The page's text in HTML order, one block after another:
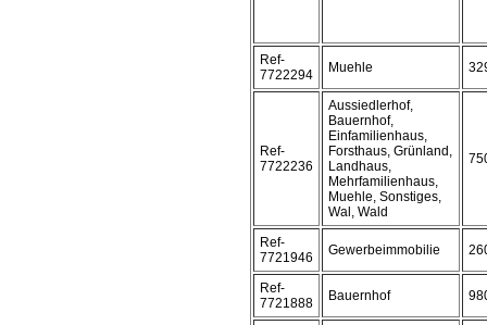
Ref-
7722294
Muehle
Ref-
7722236
Aussiedlerhof,
Bauernhof,
Einfamilienhaus,
Forsthaus, Grünland,
Landhaus,
Mehrfamilienhaus,
Muehle, Sonstiges,
Wal, Wald
Ref-
7721946
Gewerbeimmobilie
Ref-
7721888
Bauernhof